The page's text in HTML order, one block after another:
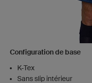
Configuration de base
K-Tex
Sans slip intérieur